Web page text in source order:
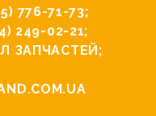
776-71-73;
249-02-21;
ЗАПЧАСТЕЙ;